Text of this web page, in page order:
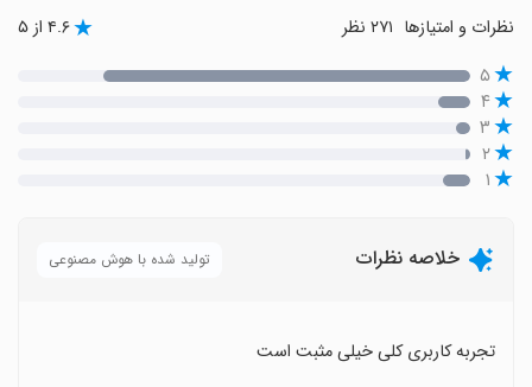
نظرات و امتیازها ۴.۶ از ۵
۵
۴
۳
۲
۱
خلاصه نظرات تولید شده با هوش مصنوعی
تجربه کاربری کلی خیلی مثبت است